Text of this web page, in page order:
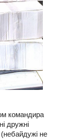
командира
дружні
не